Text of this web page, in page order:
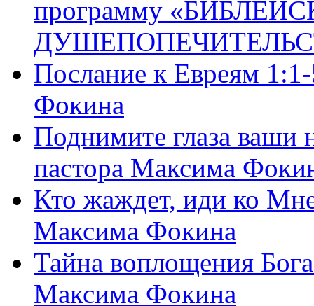
программу
Послание к Евреям
Фокина
Поднимите глаза ваши
пастора Максима
Кто жаждет, иди ко
Максима Фокина
Тайна воплощения
Максима Фокина